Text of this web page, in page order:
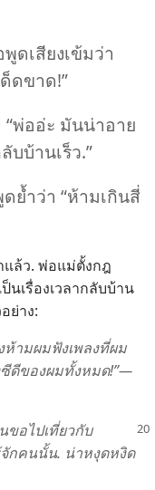
ด​เสียง​เข้ม​ว่า
ดขาด!”
พ่อ​อ่ะ มัน​น่า​อาย​
บ​บ้าน​เร็ว.”
ย้ำ​ว่า “ห้าม​เกิน​สี่​
แล้ว. พ่อ​แม่​ตั้ง​กฎ
น​เรื่อง​เวลา​กลับ​บ้าน
ย่าง:
ห้าม​ผม​ฟัง​เพลง​ที่​ผม​
ดี​ของ​ผม​ทั้ง​หมด!”—
อ​ไป​เที่ยว​กับ​
ก​คน​นั้น. น่า​หงุดหงิด​